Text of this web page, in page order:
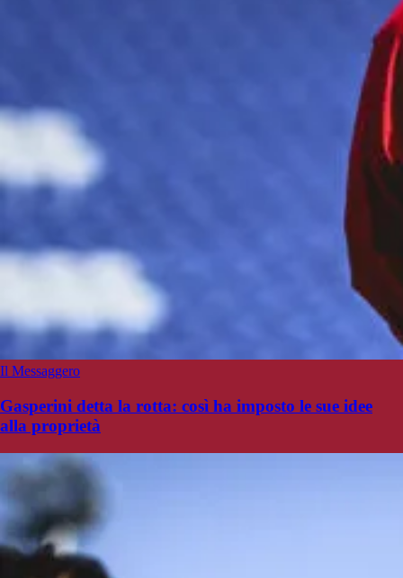
Il Messaggero
Gasperini detta la rotta: così ha imposto le sue idee
alla proprietà